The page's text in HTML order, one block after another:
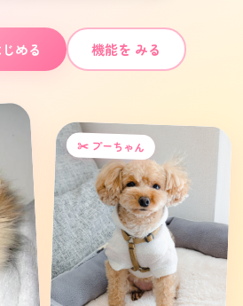
める 機能を みる
✂️ プーちゃん